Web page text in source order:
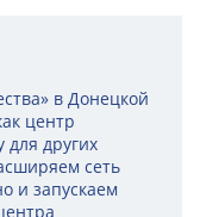
в Донецкой
центр
для других
сеть
и запускаем